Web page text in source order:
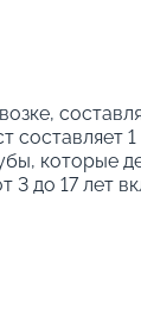
1
которые
3 до 17 лет